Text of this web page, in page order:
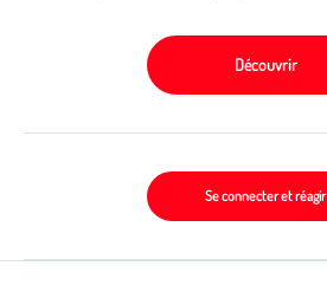
Découvrir
Se connecter et réagir